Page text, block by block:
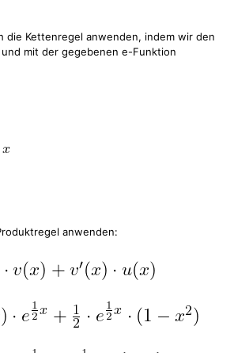
die Kettenregel anwenden, indem wir den
mit der gegebenen e-Funktion
anwenden: